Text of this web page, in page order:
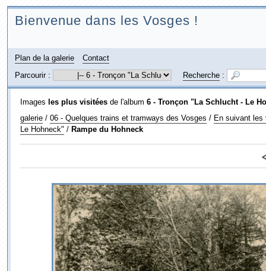
Bienvenue dans les Vosges !
Plan de la galerie
Contact
Parcourir :
Recherche:
Images les plus visitéesde l'album 6 - Tronçon "La Schlucht - Le
galerie/ 06 - Quelques trains et tramways des Vosges / En suivant les
Le Hohneck" / Rampe du Hohneck